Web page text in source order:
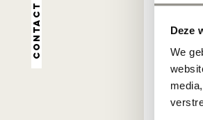
Deze
We
Contact